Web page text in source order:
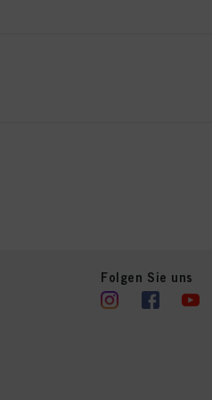
Folgen Sie uns